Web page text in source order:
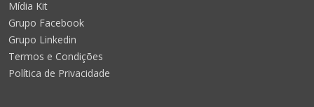
Mídia Kit
Grupo Facebook
Grupo Linkedin
Termos e Condições
Política de Privacidade